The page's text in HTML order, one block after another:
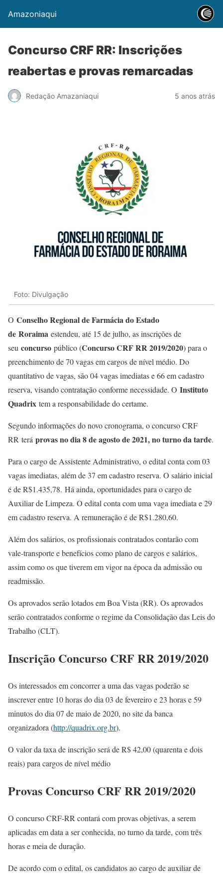
Amazoniaqui
Concurso CRF RR: Inscrições
reabertas e provas remarcadas
Redação Amazaniaqui 5 anos atrás
Foto: Divulgação
O Conselho Regional de Farmácia do Estado
de Roraima estendeu, até 15 de julho, as inscrições de
seu concurso público (Concurso CRF RR 2019/2020) para o
preenchimento de 70 vagas em cargos de nível médio. Do
quantitativo de vagas, são 04 vagas imediatas e 66 em cadastro
reserva, visando contratação conforme necessidade. O Instituto
Quadrix tem a responsabilidade do certame.
Segundo informações do novo cronograma, o concurso CRF
RR terá provas no dia 8 de agosto de 2021, no turno da tarde.
Para o cargo de Assistente Administrativo, o edital conta com 03
vagas imediatas, além de 37 em cadastro reserva. O salário inicial
é de R$1.435,78. Há ainda, oportunidades para o cargo de
Auxiliar de Limpeza. O edital conta com uma vaga imediata e 29
em cadastro reserva. A remuneração é de R$1.280,60.
Além dos salários, os profissionais contratados contarão com
vale-transporte e benefícios como plano de cargos e salários,
assim como os que tiverem em vigor na época da admissão ou
readmissão.
Os aprovados serão lotados em Boa Vista (RR). Os aprovados
serão contratados conforme o regime da Consolidação das Leis do
Trabalho (CLT).
Inscrição Concurso CRF RR 2019/2020
Os interessados em concorrer a uma das vagas poderão se
inscrever entre 10 horas do dia 03 de fevereiro e 23 horas e 59
minutos do dia 07 de maio de 2020, no site da banca
organizadora (http://quadrix.org.br).
O valor da taxa de inscrição será de R$ 42,00 (quarenta e dois
reais) para cargos de nível médio
Provas Concurso CRF RR 2019/2020
O concurso CRF-RR contará com provas objetivas, a serem
aplicadas em data a ser conhecida, no turno da tarde, com três
horas e meia de duração.
De acordo com o edital, os candidatos ao cargo de auxiliar de